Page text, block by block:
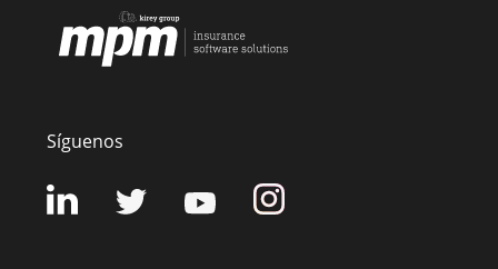
Síguenos